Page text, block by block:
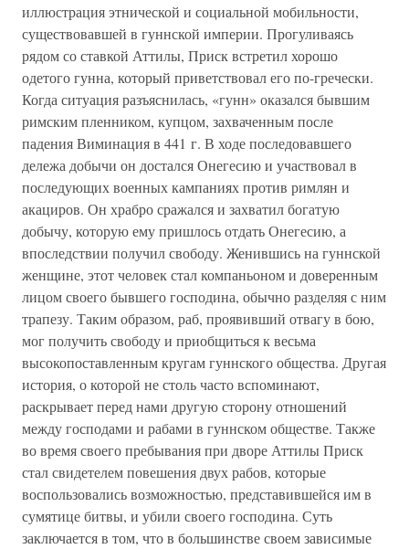
иллюстрация этнической и социальной мобильности,
существовавшей в гуннской империи. Прогуливаясь
рядом со ставкой Аттилы, Приск встретил хорошо
одетого гунна, который приветствовал его по-гречески.
Когда ситуация разъяснилась, «гунн» оказался бывшим
римским пленником, купцом, захваченным после
падения Виминация в 441 г. В ходе последовавшего
дележа добычи он достался Онегесию и участвовал в
последующих военных кампаниях против римлян и
акациров. Он храбро сражался и захватил богатую
добычу, которую ему пришлось отдать Онегесию, а
впоследствии получил свободу. Женившись на гуннской
женщине, этот человек стал компаньоном и доверенным
лицом своего бывшего господина, обычно разделяя с ним
трапезу. Таким образом, раб, проявивший отвагу в бою,
мог получить свободу и приобщиться к весьма
высокопоставленным кругам гуннского общества. Другая
история, о которой не столь часто вспоминают,
раскрывает перед нами другую сторону отношений
между господами и рабами в гуннском обществе. Также
во время своего пребывания при дворе Аттилы Приск
стал свидетелем повешения двух рабов, которые
воспользовались возможностью, представившейся им в
сумятице битвы, и убили своего господина. Суть
заключается в том, что в большинстве своем зависимые